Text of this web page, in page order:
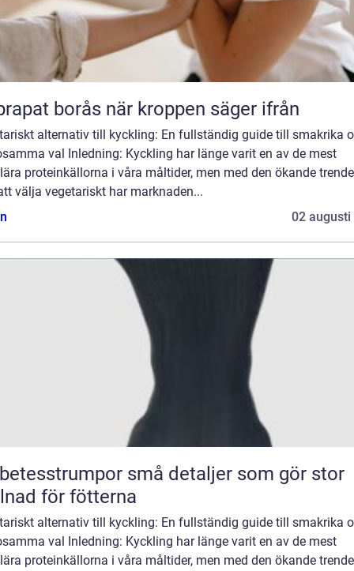
Naprapat borås när kroppen säger ifrån
alternativ till kyckling: En fullständig guide till smakrika
val Inledning: Kyckling har länge varit en av de mest
proteinkällorna i våra måltider, men med den ökande
välja vegetariskt har marknaden...
02 augusti
små detaljer som gör stor
för fötterna
alternativ till kyckling: En fullständig guide till smakrika
val Inledning: Kyckling har länge varit en av de mest
proteinkällorna i våra måltider, men med den ökande